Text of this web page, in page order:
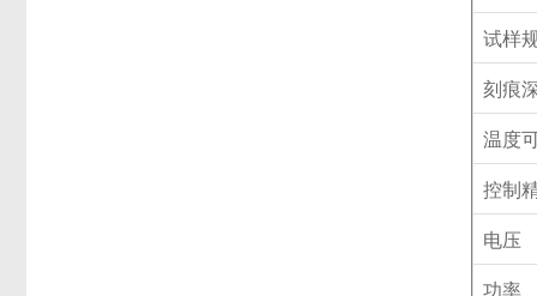
试样
刻痕
温度
控制
电压
功率